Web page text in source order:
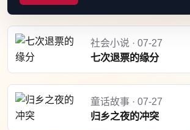
社会小说 · 07-27
七次退票的缘分
童话故事 · 07-27
归乡之夜的冲突